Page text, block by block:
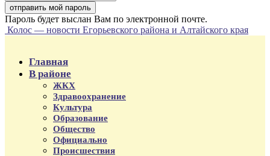
Пароль будет выслан Вам по электронной почте.
Колос — новости Егорьевского района и Алтайского края
Главная
В районе
ЖКХ
Здравоохранение
Культура
Образование
Общество
Официально
Происшествия